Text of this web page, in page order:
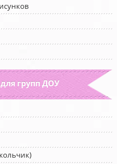
групп ДОУ